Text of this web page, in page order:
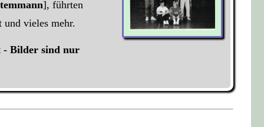
], führten
vieles mehr.
- Bilder sind nur